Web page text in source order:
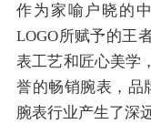
作为家喻户晓的
LOGO所赋予的王
表工艺和匠心美学
誉的畅销腕表，品
腕表行业产生了深